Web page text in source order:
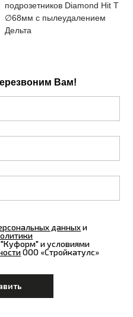
подрозетников Diamond Hit Т
∅68мм с пылеудалением
Дельта
Вам!
данныхи
и условиями
ООО «Стройкатулс»